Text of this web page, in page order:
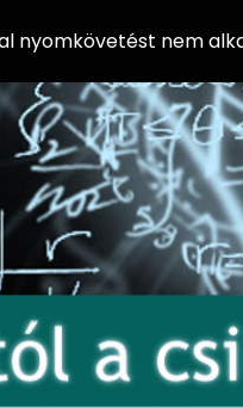
AZ
AT
Előadássorozat
nyomkövetést nem